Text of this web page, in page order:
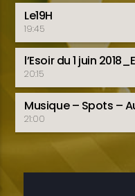
Le19H
19:45
l’Esoir du 1 juin
20:15
Musique – Spots –
21:00